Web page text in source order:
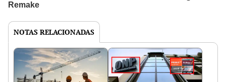
NOTAS RELACIONADAS